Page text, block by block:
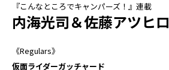
『こんなところでキャンパーズ！』連載
内海光司＆佐藤アツヒロ
《Regulars》
仮面ライダーガッチャード